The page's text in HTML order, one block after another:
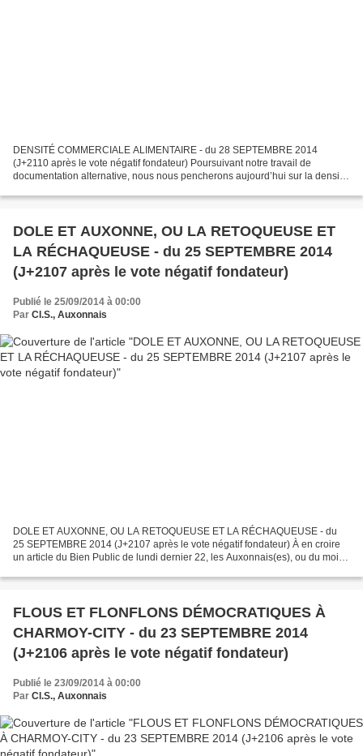
DENSITÉ COMMERCIALE ALIMENTAIRE - du 28 SEPTEMBRE 2014
(J+2110 après le vote négatif fondateur) Poursuivant notre travail de
documentation alternative, nous nous pencherons aujourd’hui sur la densité
DOLE ET AUXONNE, OU LA RETOQUEUSE ET
LA RÉCHAQUEUSE - du 25 SEPTEMBRE 2014
(J+2107 après le vote négatif fondateur)
Publié le 25/09/2014 à 00:00
Par Cl.S., Auxonnais
DOLE ET AUXONNE, OU LA RETOQUEUSE ET LA RÉCHAQUEUSE - du
25 SEPTEMBRE 2014 (J+2107 après le vote négatif fondateur) À en croire
un article du Bien Public de lundi dernier 22, les Auxonnais(es), ou du moins
FLOUS ET FLONFLONS DÉMOCRATIQUES À
CHARMOY-CITY - du 23 SEPTEMBRE 2014
(J+2106 après le vote négatif fondateur)
Publié le 23/09/2014 à 00:00
Par Cl.S., Auxonnais